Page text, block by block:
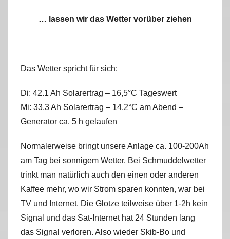
… lassen wir das Wetter vorüber ziehen
Das Wetter spricht für sich:
Di: 42.1 Ah Solarertrag – 16,5°C Tageswert
Mi: 33,3 Ah Solarertrag – 14,2°C am Abend –
Generator ca. 5 h gelaufen
Normalerweise bringt unsere Anlage ca. 100-200Ah
am Tag bei sonnigem Wetter. Bei Schmuddelwetter
trinkt man natürlich auch den einen oder anderen
Kaffee mehr, wo wir Strom sparen konnten, war bei
TV und Internet. Die Glotze teilweise über 1-2h kein
Signal und das Sat-Internet hat 24 Stunden lang
das Signal verloren. Also wieder Skib-Bo und